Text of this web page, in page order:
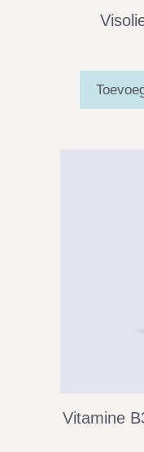
Vitamine